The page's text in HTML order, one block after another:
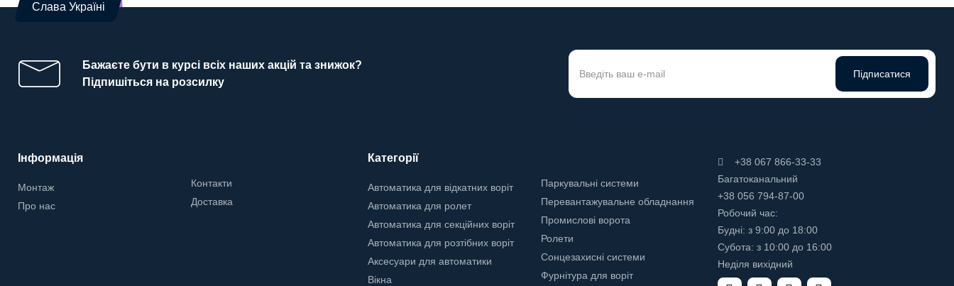
Слава Україні
Бажаєте бути в курсі всіх наших акцій та знижок?
Підпишіться на розсилку
Підписатися
Інформація
Монтаж
Про нас
Контакти
Доставка
Категорії
Автоматика для відкатних воріт
Автоматика для ролет
Автоматика для секційних воріт
Автоматика для розтібних воріт
Аксесуари для автоматики
Вікна
Паркувальні системи
Перевантажувальне обладнання
Промислові ворота
Ролети
Сонцезахисні системи
Фурнітура для воріт
+38 067 866-33-33
Багатоканальний
+38 056 794-87-00
Робочий час:
Будні: з 9:00 до 18:00
Субота: з 10:00 до 16:00
Неділя вихідний